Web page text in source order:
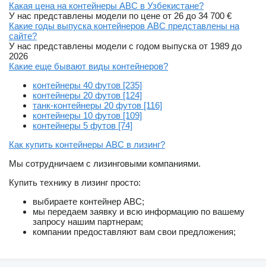
Какая цена на контейнеры ABC в Узбекистане?
У нас представлены модели по цене от 26 до 34 700 €
Какие годы выпуска контейнеров ABC представлены на
сайте?
У нас представлены модели с годом выпуска от 1989 до
2026
Какие еще бывают виды контейнеров?
контейнеры 40 футов [235]
контейнеры 20 футов [124]
танк-контейнеры 20 футов [116]
контейнеры 10 футов [109]
контейнеры 5 футов [74]
Как купить контейнеры ABC в лизинг?
Мы сотрудничаем с лизинговыми компаниями.
Купить технику в лизинг просто:
выбираете контейнер ABC;
мы передаем заявку и всю информацию по вашему
запросу нашим партнерам;
компании предоставляют вам свои предложения;